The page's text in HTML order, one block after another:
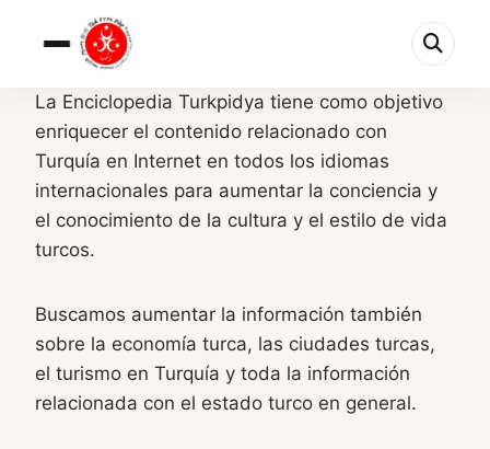
La Enciclopedia Turkpidya tiene como objetivo
enriquecer el contenido relacionado con
Turquía en Internet en todos los idiomas
internacionales para aumentar la conciencia y
el conocimiento de la cultura y el estilo de vida
turcos.
Buscamos aumentar la información también
sobre la economía turca, las ciudades turcas,
el turismo en Turquía y toda la información
relacionada con el estado turco en general.